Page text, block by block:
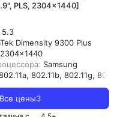
PLS, 2304x1440]
5.3
Dimensity 9300 Plus
Samsung
802.11b, 802.11g,
Все цены3